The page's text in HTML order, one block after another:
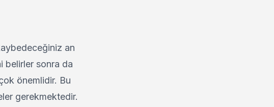
an
belirler sonra da
önemlidir. Bu
gerekmektedir.